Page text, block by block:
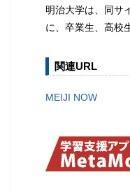
明治大学は、同サ
に、卒業生、高校
関連URL
MEIJI NOW